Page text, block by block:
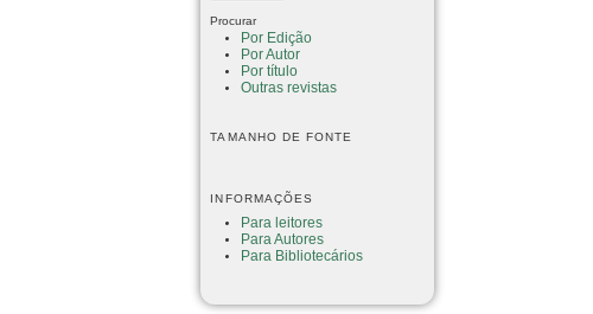
Procurar
Por Edição
Por Autor
Por título
Outras revistas
TAMANHO DE FONTE
INFORMAÇÕES
Para leitores
Para Autores
Para Bibliotecários